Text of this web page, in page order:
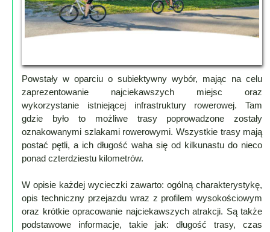
Plakaty
Organizacje
OSP
Cieklin
Noclegi
Firmy
Historia
Okolica
Mapa
Powstały w oparciu o subiektywny wybór, mając na celu
zaprezentowanie najciekawszych miejsc oraz
wykorzystanie istniejącej infrastruktury rowerowej. Tam
gdzie było to możliwe trasy poprowadzone zostały
oznakowanymi szlakami rowerowymi. Wszystkie trasy mają
postać pętli, a ich długość waha się od kilkunastu do nieco
ponad czterdziestu kilometrów.
W opisie każdej wycieczki zawarto: ogólną charakterystykę,
opis techniczny przejazdu wraz z profilem wysokościowym
oraz krótkie opracowanie najciekawszych atrakcji. Są także
podstawowe informacje, takie jak: długość trasy, czas